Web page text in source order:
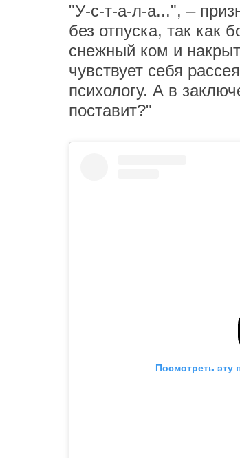
"У-с-т-а-л-а...", –
без отпуска, так как
снежный ком и
чувствует себя
психологу. А в
поставит?"
Посмотреть эту